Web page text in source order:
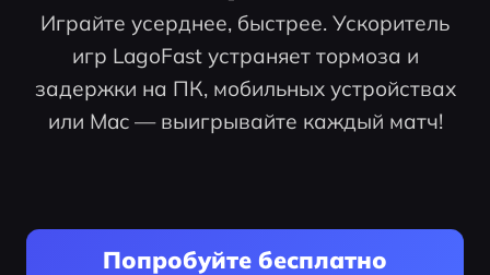
Играйте усерднее, быстрее. Ускоритель
игр LagoFast устраняет тормоза и
задержки на ПК, мобильных устройствах
или Mac — выигрывайте каждый матч!
Попробуйте бесплатно